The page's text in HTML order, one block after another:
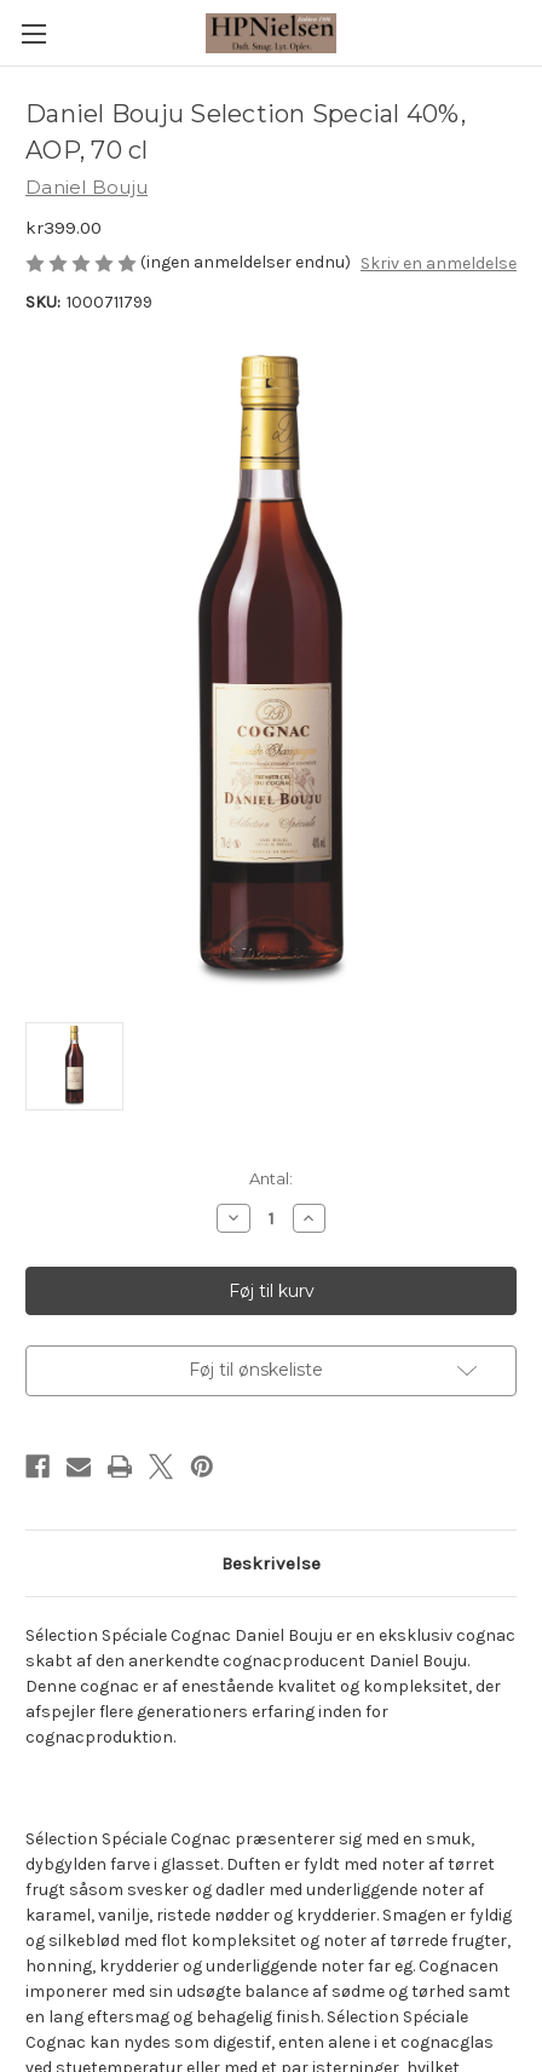
Daniel Bouju Selection Special 40%,
AOP, 70 cl
Daniel Bouju
kr399.00
(ingen anmeldelser endnu) Skriv en anmeldelse
SKU: 1000711799
Antal:
Reducer
antallet
Daniel
Bouju
Selection
Special
AOP,
70
Øg
antallet
Daniel
Bouju
Selection
Special
AOP,
70
Føj til ønskeliste
Beskrivelse
Sélection Spéciale Cognac Daniel Bouju er en eksklusiv cognac
skabt af den anerkendte cognacproducent Daniel Bouju.
Denne cognac er af enestående kvalitet og kompleksitet, der
afspejler flere generationers erfaring inden for
cognacproduktion.
Sélection Spéciale Cognac præsenterer sig med en smuk,
dybgylden farve i glasset. Duften er fyldt med noter af tørret
frugt såsom svesker og dadler med underliggende noter af
karamel, vanilje, ristede nødder og krydderier. Smagen er fyldig
og silkeblød med flot kompleksitet og noter af tørrede frugter,
honning, krydderier og underliggende noter far eg. Cognacen
imponerer med sin udsøgte balance af sødme og tørhed samt
en lang eftersmag og behagelig finish. Sélection Spéciale
Cognac kan nydes som digestif, enten alene i et cognacglas